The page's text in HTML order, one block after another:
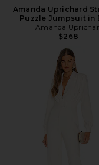
Amanda Uprichard
Puzzle Jumpsuit in
Amanda
$268